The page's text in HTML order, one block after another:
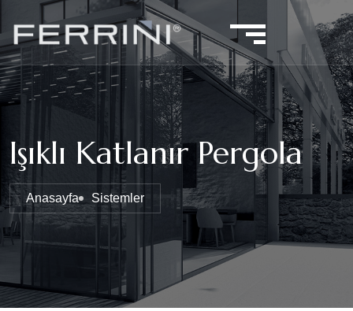
Işıklı Katlanır Pergola
Anasayfa Sistemler